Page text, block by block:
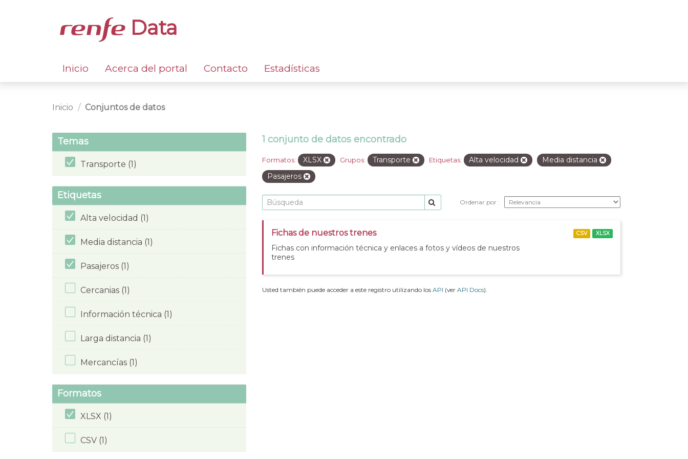
Data
Inicio Acerca del portal Contacto Estadísticas
Inicio Conjuntos de datos
Temas
Transporte (1)
Etiquetas
Alta velocidad (1)
Media distancia (1)
Pasajeros (1)
Cercanias (1)
Información técnica (1)
Larga distancia (1)
Mercancías (1)
Formatos
XLSX (1)
CSV (1)
1 conjunto de datos encontrado
Formatos: XLSX Grupos: Transporte Etiquetas: Alta velocidad
Media distancia
Pasajeros
Ordenar por
Fichas de nuestros trenes
Fichas con información técnica y enlaces a fotos y vídeos de nuestros
trenes
CSV XLSX
Usted también puede acceder a este registro utilizando los API (ver API Docs).